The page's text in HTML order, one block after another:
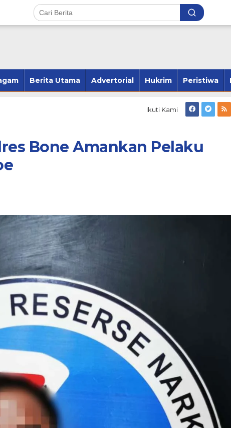
Berita Utama Advertorial Hukrim Peristiwa
Ikuti Kami
Bone Amankan Pelaku
23 Kecamatan,
Kecamatan dan
Kecamatan